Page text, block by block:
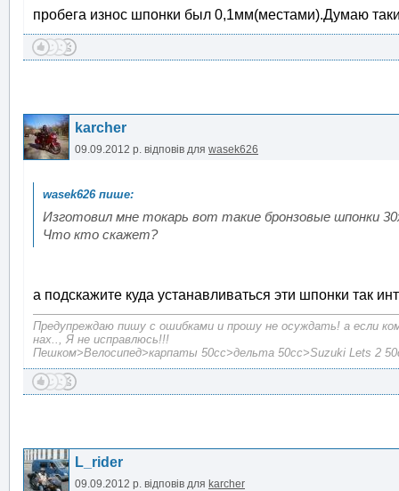
пробега износ шпонки был 0,1мм(местами).Думаю
karcher
09.09.2012 р. відповів для wasek626
Изготовил мне токарь вот такие бронзовые шпонки
Что кто скажет?
а подскажите куда устанавливаться эти шпонки так
Предупреждаю пишу с ошибками и прошу не осуждать! а если
нах.., Я не исправлюсь!!!
Пешком>Велосипед>карпаты 50сc>дельта 50сс>Suzuki Lets 2
L_rider
09.09.2012 р. відповів для karcher